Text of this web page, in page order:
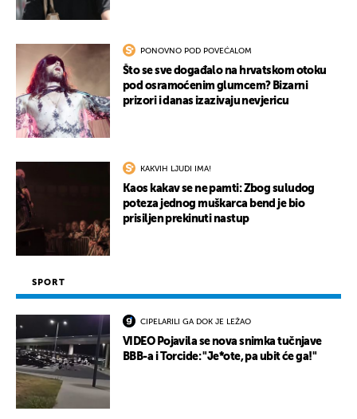
PONOVNO POD POVEĆALOM
Što se sve događalo na hrvatskom otoku
pod osramoćenim glumcem? Bizarni
prizori i danas izazivaju nevjericu
KAKVIH LJUDI IMA!
Kaos kakav se ne pamti: Zbog suludog
poteza jednog muškarca bend je bio
prisiljen prekinuti nastup
SPORT
CIPELARILI GA DOK JE LEŽAO
VIDEO Pojavila se nova snimka tučnjave
BBB-a i Torcide: "Je*ote, pa ubit će ga!"